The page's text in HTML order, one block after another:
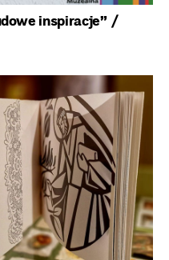
inspiracje” /